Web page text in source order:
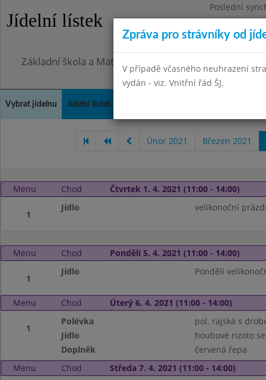
Jídelní lístek
Poslední
Pondělí
Omezení
Základní škola a Mateřská škola, Praha 4, Ohradní 49
Vybrat jídelnu Jídelní lístek
Únor 2021 Březen 2021
Menu Chod Čtvrtek 1. 4. 2021 (11:00 - 14:00)
1
Jídlo velikonoční
Menu Chod Pondělí 5. 4. 2021 (11:00 - 14:00)
1
Jídlo Pondělí
Menu Chod Úterý 6. 4. 2021 (11:00 - 14:00)
1
Polévka
pol. rajská s
Jídlo
houbové rizoto
Doplněk
červená řepa
Menu
Chod Středa 7. 4. 2021 (11:00 - 14:00)
Zpráva pro strávníky od
V případě včasného neuhrazení
vydán - viz. Vnitřní řád ŠJ.